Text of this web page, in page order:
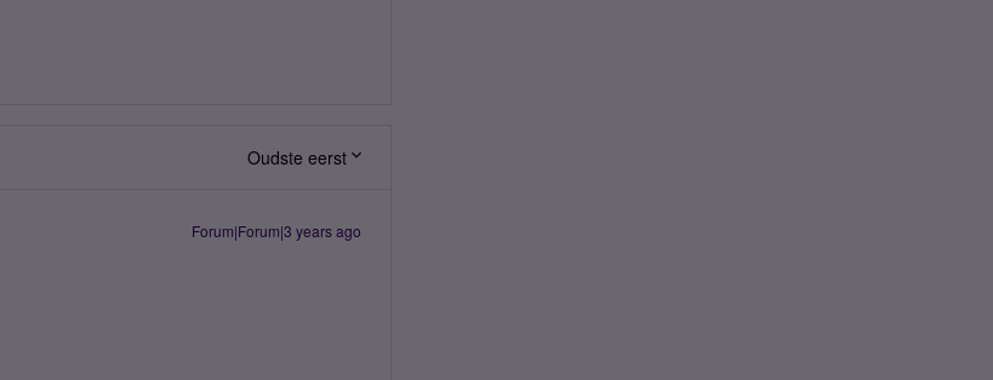
Oudste eerst
Forum|Forum|3 years ago